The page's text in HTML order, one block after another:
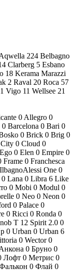
224 Belbagno
Clarberg 5 Esbano
18 Kerama Marazzi
2 Raval 20 Roca 57
Vigo 11 Wellsee 21
0 Allegro 0
0 Barcelona 0 Bari 0
0 Brick 0 Brig 0
City 0 Cloud 0
Ego 0 Elen 0 Empire 0
Frame 0 Franchesca
IlbagnoAlessi One 0
0 Lana 0 Libra 6 Like
0 Mobi 0 Modul 0
0 Neo 0 Neon 0
0 Palace 0
0 Ricci 0 Ronda 0
T 12 Spirit 2.0 0
0 Urban 0 Urban 6
0 Wector0
0 Бруно 0
Лофт 0 Метрис 0
0 Флай 0